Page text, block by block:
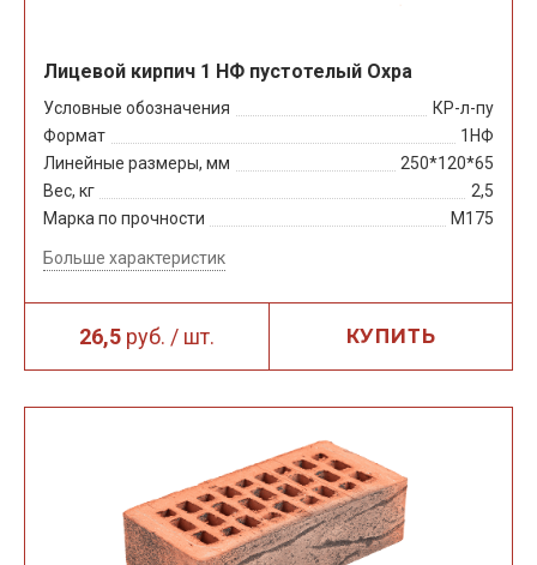
26,5 руб. / шт. КУПИТЬ
Лицевой кирпич 1 НФ пустотелый Охра
Условные обозначения
КР-л-пу
Формат
1НФ
Линейные размеры, мм
250*120*65
Вес, кг
2,5
Марка по прочности
М175
Больше характеристик